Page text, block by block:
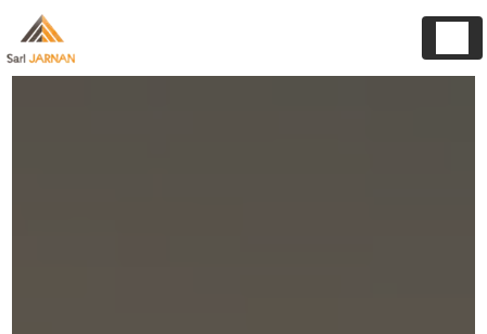
Panneau de gestion des cookies